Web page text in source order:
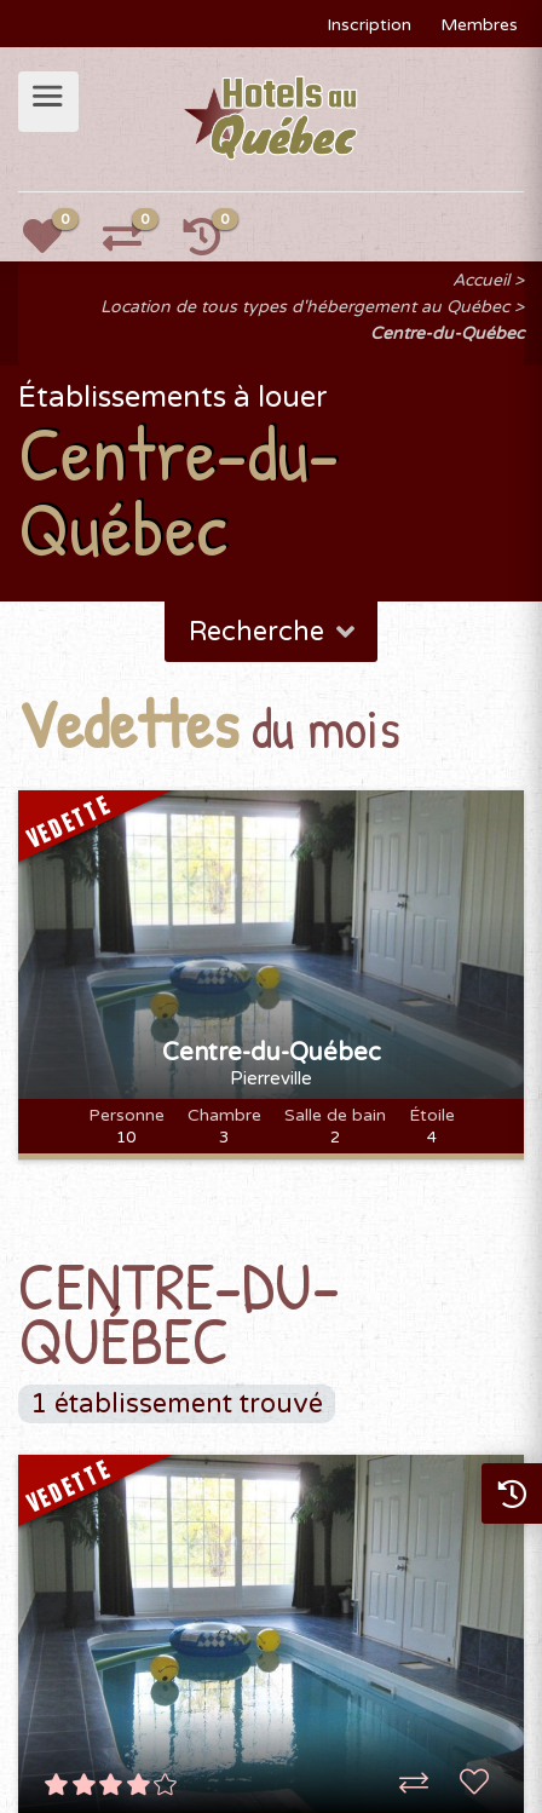
Inscription Membres
0 0 0
Accueil
Location de tous types d'hébergement au Québec
Centre-du-Québec
Établissements à louer
Centre-du-
Québec
Recherche
Vedettesdu mois
VEDETTE
Centre-du-Québec
Pierreville
Personne
10
Chambre
3
Salle de bain
2
Étoile
4
CENTRE-DU-
QUÉBEC
1 établissement trouvé
VEDETTE